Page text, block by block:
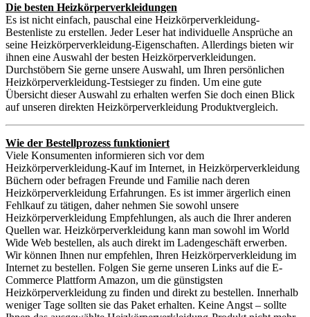
Die besten Heizkörperverkleidungen
Es ist nicht einfach, pauschal eine Heizkörperverkleidung-
Bestenliste zu erstellen. Jeder Leser hat individuelle Ansprüche an
seine Heizkörperverkleidung-Eigenschaften. Allerdings bieten wir
ihnen eine Auswahl der besten Heizkörperverkleidungen.
Durchstöbern Sie gerne unsere Auswahl, um Ihren persönlichen
Heizkörperverkleidung-Testsieger zu finden. Um eine gute
Übersicht dieser Auswahl zu erhalten werfen Sie doch einen Blick
auf unseren direkten Heizkörperverkleidung Produktvergleich.
Wie der Bestellprozess funktioniert
Viele Konsumenten informieren sich vor dem
Heizkörperverkleidung-Kauf im Internet, in Heizkörperverkleidung
Büchern oder befragen Freunde und Familie nach deren
Heizkörperverkleidung Erfahrungen. Es ist immer ärgerlich einen
Fehlkauf zu tätigen, daher nehmen Sie sowohl unsere
Heizkörperverkleidung Empfehlungen, als auch die Ihrer anderen
Quellen war. Heizkörperverkleidung kann man sowohl im World
Wide Web bestellen, als auch direkt im Ladengeschäft erwerben.
Wir können Ihnen nur empfehlen, Ihren Heizkörperverkleidung im
Internet zu bestellen. Folgen Sie gerne unseren Links auf die E-
Commerce Plattform Amazon, um die günstigsten
Heizkörperverkleidung zu finden und direkt zu bestellen. Innerhalb
weniger Tage sollten sie das Paket erhalten. Keine Angst – sollte